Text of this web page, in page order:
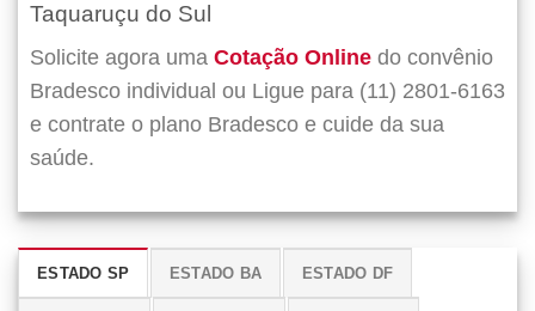
Taquaruçu do Sul
Solicite agora uma Cotação Online do convênio
Bradesco individual ou Ligue para (11) 2801-6163
e contrate o plano Bradesco e cuide da sua
saúde.
ESTADO SP ESTADO BA ESTADO DF